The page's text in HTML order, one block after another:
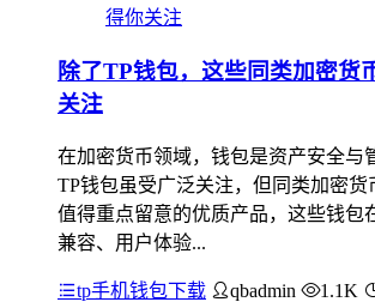
除了TP钱包，这些同类加密货
关注
在加密货币领域，钱包是资产安全与
TP钱包虽受广泛关注，但同类加密货
值得重点留意的优质产品，这些钱包
兼容、用户体验...
tp手机钱包下载 qbadmin 1.1K